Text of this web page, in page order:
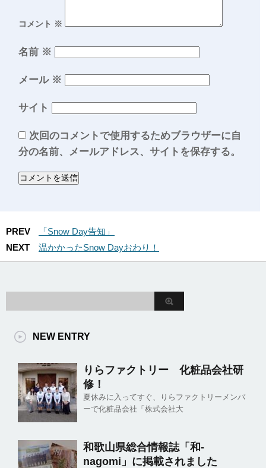
コメント ※
名前 ※
メール ※
サイト
次回のコメントで使用するためブラウザーに自
分の名前、メールアドレス、サイトを保存する。
PREV
「Snow Day告知」
NEXT
温かかったSnow Dayおわり！
NEW ENTRY
りらファクトリー 化粧品会社研
修！
夏休みに入ってすぐ、りらファクトリーメンバ
ーで化粧品会社「株式会社大
和歌山県総合情報誌「和-
nagomi」に掲載されました